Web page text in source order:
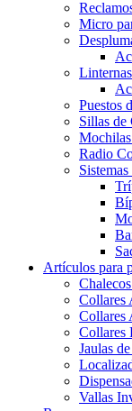
Micro
Linternas
Puestos
Sillas de
Radio
Artículos para
Collares
Collares
Collares
Jaulas
Vallas